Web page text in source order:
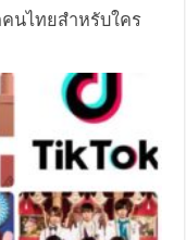
นไทยสำหรับใคร